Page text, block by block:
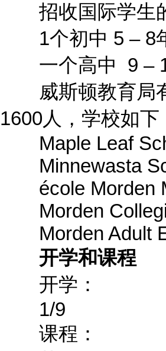
招收国际学生
1个初中 5 – 8
一个高中 9 –
威斯顿教育局有
1600人，学校如下
Maple Leaf
Minnewasta
école Morden
Morden
Morden Adult
开学和课程
开学：
1/9
课程：